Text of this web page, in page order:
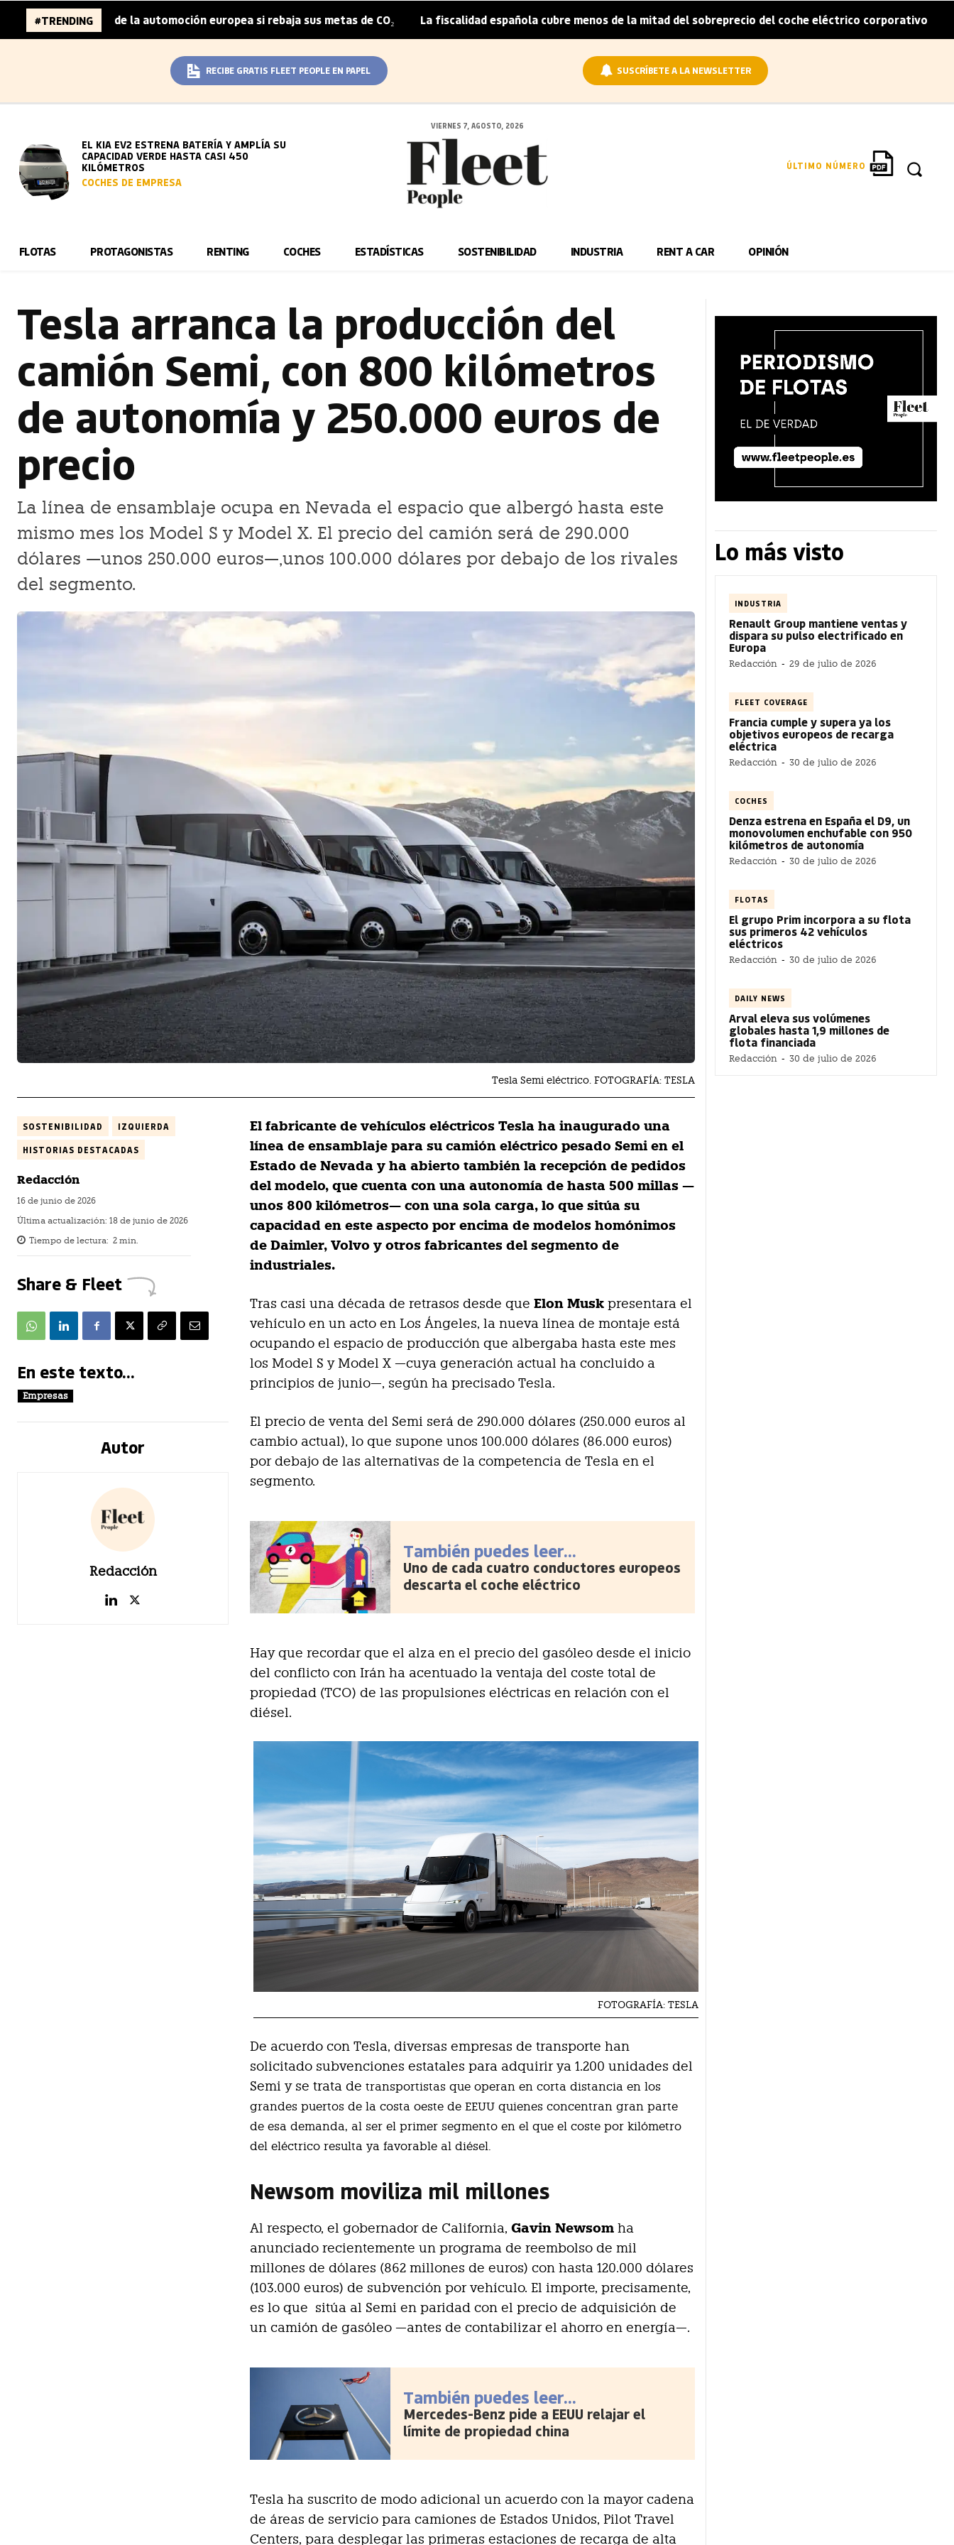
#TRENDING
de la automoción europea si rebaja sus metas de CO₂ | La fiscalidad española cubre menos de la mitad del sobreprecio del coche eléctrico corporativo | Arval
RECIBE GRATIS FLEET PEOPLE EN PAPEL SUSCRÍBETE A LA NEWSLETTER
EL KIA EV2 ESTRENA BATERÍA Y AMPLÍA SU
CAPACIDAD VERDE HASTA CASI 450
KILÓMETROS
COCHES DE EMPRESA
VIERNES 7, AGOSTO, 2026
ÚLTIMO NÚMERO
FLOTAS PROTAGONISTAS RENTING COCHES ESTADÍSTICAS SOSTENIBILIDAD INDUSTRIA RENT A CAR OPINIÓN
Tesla arranca la producción del
camión Semi, con 800 kilómetros
de autonomía y 250.000 euros de
precio
La línea de ensamblaje ocupa en Nevada el espacio que albergó hasta este
mismo mes los Model S y Model X. El precio del camión será de 290.000
dólares —unos 250.000 euros—,unos 100.000 dólares por debajo de los rivales
del segmento.
Tesla Semi eléctrico. FOTOGRAFÍA: TESLA
SOSTENIBILIDAD IZQUIERDA
HISTORIAS DESTACADAS
Redacción
16 de junio de 2026
Última actualización: 18 de junio de 2026
Tiempo de lectura: 2 min.
Share & Fleet
En este texto...
Empresas
Autor
Redacción
El fabricante de vehículos eléctricos Tesla ha inaugurado una
línea de ensamblaje para su camión eléctrico pesado Semi en el
Estado de Nevada y ha abierto también la recepción de pedidos
del modelo, que cuenta con una autonomía de hasta 500 millas —
unos 800 kilómetros— con una sola carga, lo que sitúa su
capacidad en este aspecto por encima de modelos homónimos
de Daimler, Volvo y otros fabricantes del segmento de
industriales.
Tras casi una década de retrasos desde queElon Musk presentara el
vehículo en un acto en Los Ángeles, la nueva línea de montaje está
ocupando el espacio de producción que albergaba hasta este mes
los Model S y Model X —cuya generación actual ha concluido a
principios de junio—, según ha precisado Tesla.
El precio de venta del Semi será de 290.000 dólares (250.000 euros al
cambio actual), lo que supone unos 100.000 dólares (86.000 euros)
por debajo de las alternativas de la competencia de Tesla en el
segmento.
También puedes leer...
Uno de cada cuatro conductores europeos
descarta el coche eléctrico
Hay que recordar que el alza en el precio del gasóleo desde el inicio
del conflicto con Irán ha acentuado la ventaja del coste total de
propiedad (TCO) de las propulsiones eléctricas en relación con el
diésel.
FOTOGRAFÍA: TESLA
De acuerdo con Tesla, diversas empresas de transporte han
solicitado subvenciones estatales para adquirir ya 1.200 unidades del
Semi y se trata de transportistas que operan en corta distancia en los
grandes puertos de la costa oeste de EEUU quienes concentran gran parte
de esa demanda, al ser el primer segmento en el que el coste por kilómetro
del eléctrico resulta ya favorable al diésel.
Newsom moviliza mil millones
Al respecto, el gobernador de California,Gavin Newsom ha
anunciado recientemente un programa de reembolso de mil
millones de dólares (862 millones de euros) con hasta 120.000 dólares
(103.000 euros) de subvención por vehículo. El importe, precisamente,
es lo que sitúa al Semi en paridad con el precio de adquisición de
un camión de gasóleo —antes de contabilizar el ahorro en energía—.
También puedes leer...
Mercedes-Benz pide a EEUU relajar el
límite de propiedad china
Tesla ha suscrito de modo adicional un acuerdo con la mayor cadena
de áreas de servicio para camiones de Estados Unidos, Pilot Travel
Centers, para desplegar las primeras estaciones de recarga de alta
Lo más visto
INDUSTRIA
Renault Group mantiene ventas y
dispara su pulso electrificado en
Europa
Redacción - 29 de julio de 2026
FLEET COVERAGE
Francia cumple y supera ya los
objetivos europeos de recarga
eléctrica
Redacción - 30 de julio de 2026
COCHES
Denza estrena en España el D9, un
monovolumen enchufable con 950
kilómetros de autonomía
Redacción - 30 de julio de 2026
FLOTAS
El grupo Prim incorpora a su flota
sus primeros 42 vehículos
eléctricos
Redacción - 30 de julio de 2026
DAILY NEWS
Arval eleva sus volúmenes
globales hasta 1,9 millones de
flota financiada
Redacción - 30 de julio de 2026